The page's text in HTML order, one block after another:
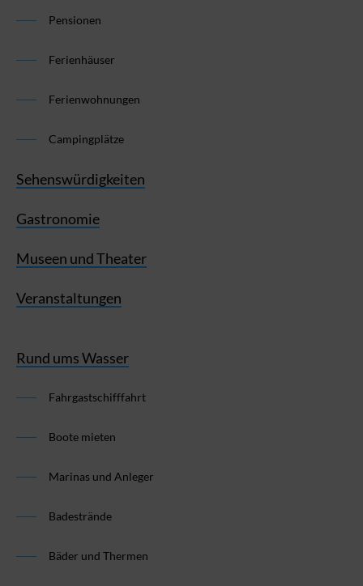
Pensionen
Ferienhäuser
Ferienwohnungen
Campingplätze
Sehenswürdigkeiten
Gastronomie
Museen und Theater
Veranstaltungen
Rund ums Wasser
Fahrgastschifffahrt
Boote mieten
Marinas und Anleger
Badestrände
Bäder und Thermen